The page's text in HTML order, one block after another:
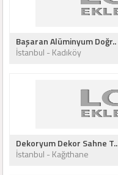
Başaran Alüminyum Doğr..
İstanbul - Kadıköy
Dekoryum Dekor Sahne T..
İstanbul - Kağıthane